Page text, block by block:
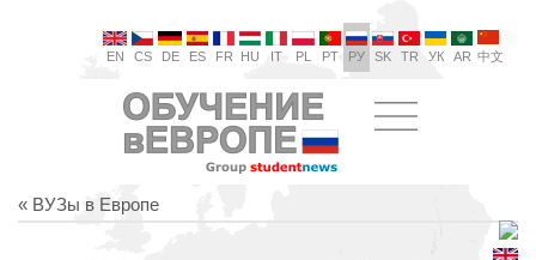
EN CS DE ES FR HU IT PL PT РУ SK TR УК AR 中文
« ВУЗы в Европе